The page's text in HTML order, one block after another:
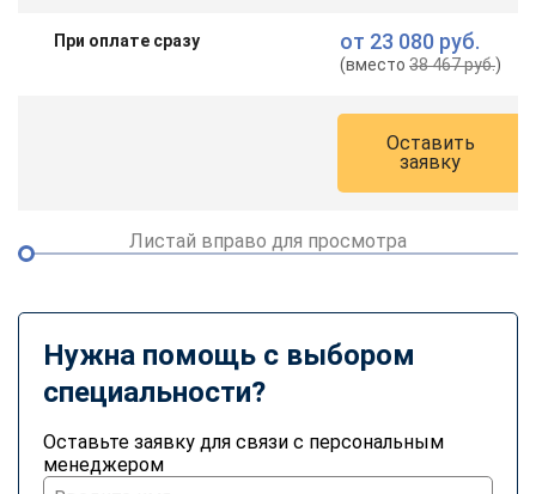
При оплате сразу от 23 080 руб.
(вместо38 467 руб.)
Оставить
заявку
Листай вправо для просмотра
Нужна помощь с выбором
специальности?
Оставьте заявку для связи с персональным
менеджером
Мессенджеры
Свяжитесь с нами через любой удобный мессенджер!